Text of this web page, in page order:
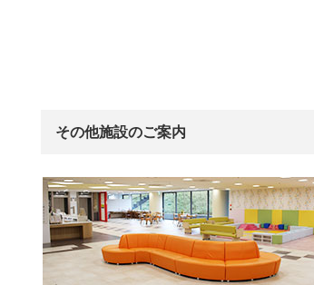
その他施設のご案内